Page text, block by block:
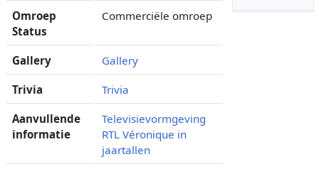
Omroep
Status
Commerciële omroep
Gallery Gallery
Trivia Trivia
Aanvullende
informatie
Televisievormgeving
RTL Véronique in
jaartallen